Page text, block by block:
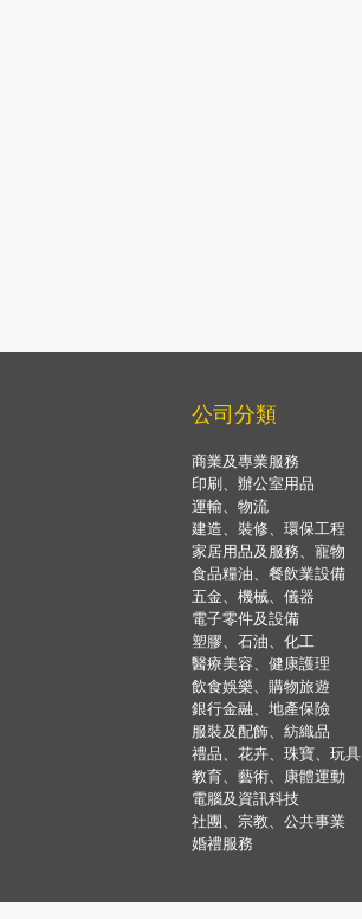
公司分類
商業及專業服務
印刷、辦公室用品
運輸、物流
建造、裝修、環保工程
家居用品及服務、寵物
食品糧油、餐飲業設備
五金、機械、儀器
電子零件及設備
塑膠、石油、化工
醫療美容、健康護理
飲食娛樂、購物旅遊
銀行金融、地產保險
服裝及配飾、紡織品
禮品、花卉、珠寶、玩具
教育、藝術、康體運動
電腦及資訊科技
社團、宗教、公共事業
婚禮服務